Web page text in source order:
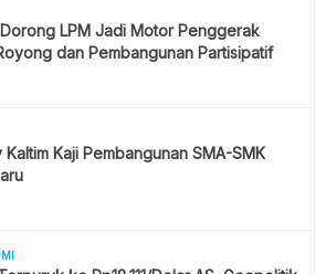
Dorong LPM Jadi Motor Penggerak
dan Pembangunan Partisipatif
Kaltim Kaji Pembangunan SMA-SMK